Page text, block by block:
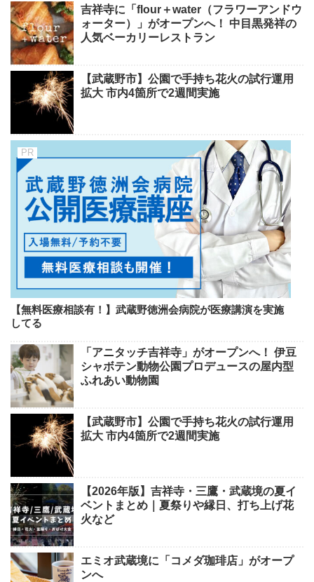
吉祥寺に「flour＋water（フラワーアンドウ
ォーター）」がオープンへ！ 中目黒発祥の
人気ベーカリーレストラン
【武蔵野市】公園で手持ち花火の試行運用
拡大 市内4箇所で2週間実施
【無料医療相談有！】武蔵野徳洲会病院が医療講演を実施
してる
「アニタッチ吉祥寺」がオープンへ！ 伊豆
シャボテン動物公園プロデュースの屋内型
ふれあい動物園
【武蔵野市】公園で手持ち花火の試行運用
拡大 市内4箇所で2週間実施
【2026年版】吉祥寺・三鷹・武蔵境の夏イ
ベントまとめ｜夏祭りや縁日、打ち上げ花
火など
エミオ武蔵境に「コメダ珈琲店」がオープ
ンへ